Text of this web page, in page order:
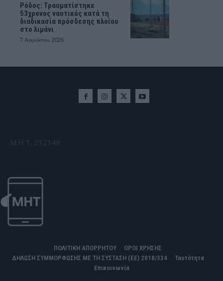
Ρόδος: Τραυματίστηκε
53χρονος ναυτικός κατά τη
διαδικασία πρόσδεσης πλοίου
στο λιμάνι
7 Αυγούστου, 2026
Μ.Η.Τ. 232148
ΠΟΛΙΤΙΚΗ ΑΠΟΡΡΗΤΟΥ
ΟΡΟΙ ΧΡΗΣΗΣ
ΔΗΛΩΣΗ ΣΥΜΜΟΡΦΩΣΗΣ ΜΕ ΤΗ ΣΥΣΤΑΣΗ (ΕΕ) 2018/334
Ταυτότητα
Επικοινωνία